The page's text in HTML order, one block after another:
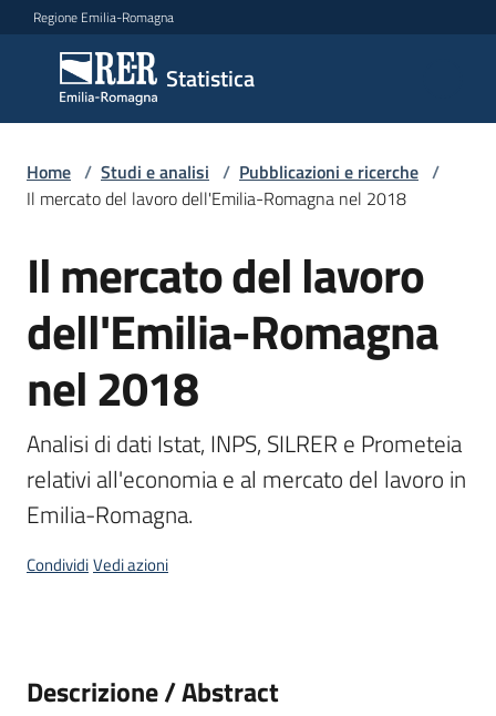
Vai al contenuto
Vai alla navigazione
Vai al footer
Regione Emilia-Romagna
Statistica
Statistica
Novità
Dati
Studi
e
analisi
Menu selezionato
Statistiche
per
temi
Home / Studi e analisi / Pubblicazioni e ricerche /
Il mercato del lavoro dell'Emilia-Romagna nel 2018
Salta al contenuto
Il mercato del lavoro
dell'Emilia-Romagna
nel 2018
Analisi di dati Istat, INPS, SILRER e Prometeia
relativi all'economia e al mercato del lavoro in
Emilia-Romagna.
CondividiVedi azioni
Descrizione / Abstract